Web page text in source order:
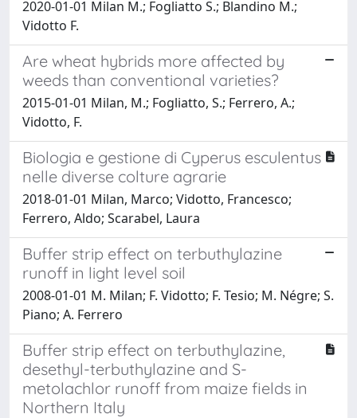
2020-01-01 Milan M.; Fogliatto S.; Blandino M.;
Vidotto F.
Are wheat hybrids more affected by
weeds than conventional varieties?
2015-01-01 Milan, M.; Fogliatto, S.; Ferrero, A.;
Vidotto, F.
Biologia e gestione di Cyperus esculentus
nelle diverse colture agrarie
2018-01-01 Milan, Marco; Vidotto, Francesco;
Ferrero, Aldo; Scarabel, Laura
Buffer strip effect on terbuthylazine
runoff in light level soil
2008-01-01 M. Milan; F. Vidotto; F. Tesio; M. Négre; S.
Piano; A. Ferrero
Buffer strip effect on terbuthylazine,
desethyl-terbuthylazine and S-
metolachlor runoff from maize fields in
Northern Italy